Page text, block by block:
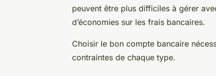
peuvent être plus difficiles à gérer
d’économies sur les frais bancaires.
Choisir le bon compte bancaire
contraintes de chaque type.